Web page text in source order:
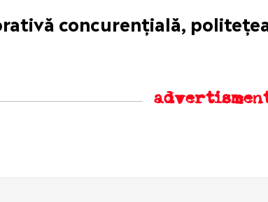
concurențială,